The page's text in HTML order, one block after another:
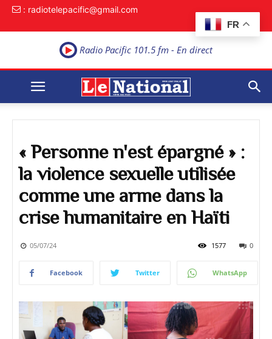
FR
: radiotelepacific@gmail.com
Radio Pacific 101.5 fm - En direct
« Personne n'est épargné » :
la violence sexuelle utilisée
comme une arme dans la
crise humanitaire en Haïti
05/07/24 0
1577
Facebook Twitter WhatsApp